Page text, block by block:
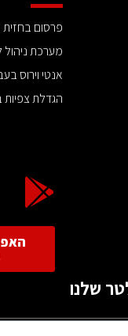
פרסום בחזית
מערכת ניהול
אנטי וירוס
הגדלת
שלנו